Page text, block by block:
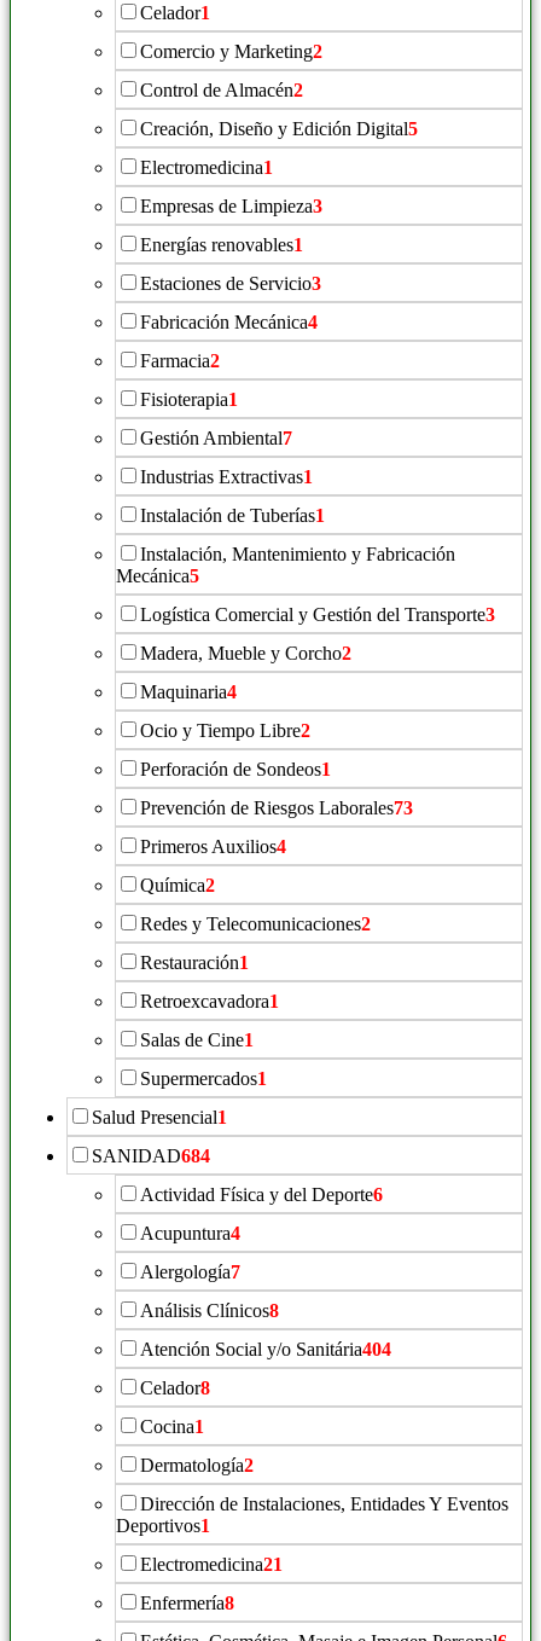
Celador1
Comercio y Marketing2
Control de Almacén2
Creación, Diseño y Edición Digital5
Electromedicina1
Empresas de Limpieza3
Energías renovables1
Estaciones de Servicio3
Fabricación Mecánica4
Farmacia2
Fisioterapia1
Gestión Ambiental7
Industrias Extractivas1
Instalación de Tuberías1
Instalación, Mantenimiento y Fabricación
Mecánica5
Logística Comercial y Gestión del Transporte3
Madera, Mueble y Corcho2
Maquinaria4
Ocio y Tiempo Libre2
Perforación de Sondeos1
Prevención de Riesgos Laborales73
Primeros Auxilios4
Química2
Redes y Telecomunicaciones2
Restauración1
Retroexcavadora1
Salas de Cine1
Supermercados1
Salud Presencial1
SANIDAD684
Actividad Física y del Deporte6
Acupuntura4
Alergología7
Análisis Clínicos8
Atención Social y/o Sanitária404
Celador8
Cocina1
Dermatología2
Dirección de Instalaciones, Entidades Y Eventos
Deportivos1
Electromedicina21
Enfermería8